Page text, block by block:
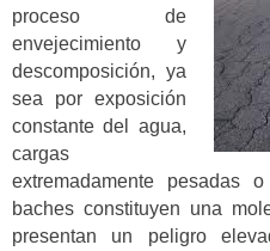
proceso de
envejecimiento y
descomposición, ya
sea por exposición
constante del agua,
cargas
extremadamente pesadas
baches constituyen una
presentan un peligro